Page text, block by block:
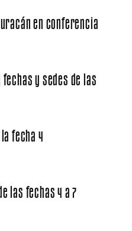
en conferencia
y sedes de las
fecha 4
las fechas 4 a 7